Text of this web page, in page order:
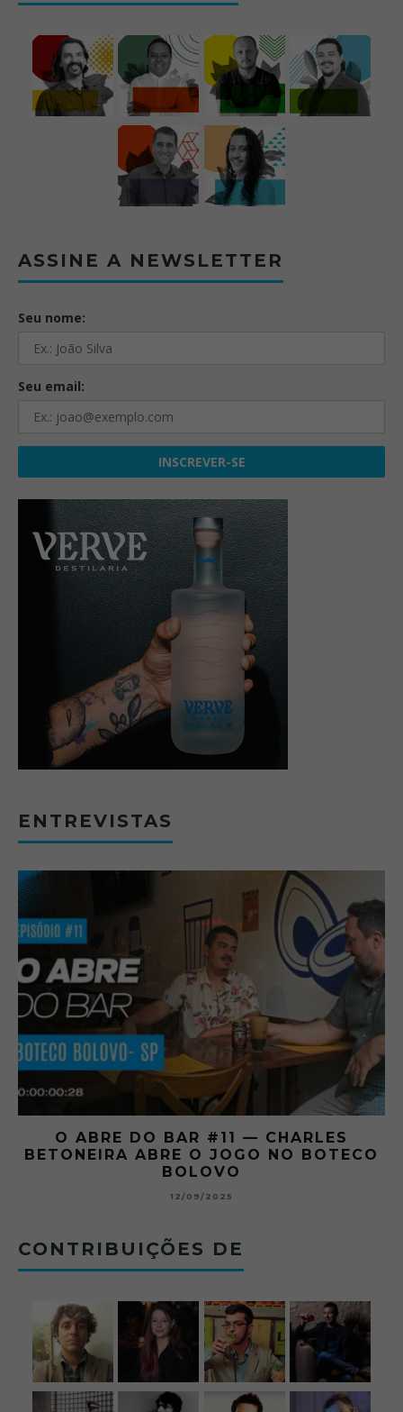
ASSINE A NEWSLETTER
Seu nome:
Seu email:
ENTREVISTAS
O ABRE DO BAR #11 — CHARLES
BETONEIRA ABRE O JOGO NO BOTECO
BOLOVO
12/09/2025
CONTRIBUIÇÕES DE